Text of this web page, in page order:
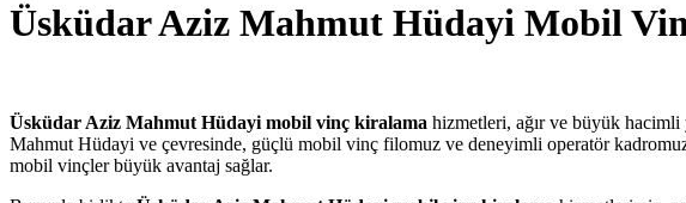
Üsküdar Aziz Mahmut Hüdayi Mobil
Üsküdar Aziz Mahmut Hüdayi mobil vinç kiralama hizmetleri, ağır ve büyük
Mahmut Hüdayi ve çevresinde, güçlü mobil vinç filomuz ve deneyimli operatör
mobil vinçler büyük avantaj sağlar.